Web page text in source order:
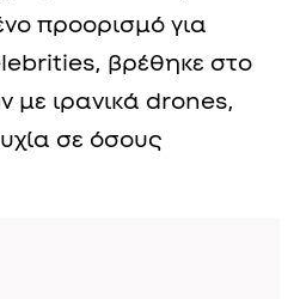
προορισμό για
βρέθηκε στο
με ιρανικά drones,
σε όσους